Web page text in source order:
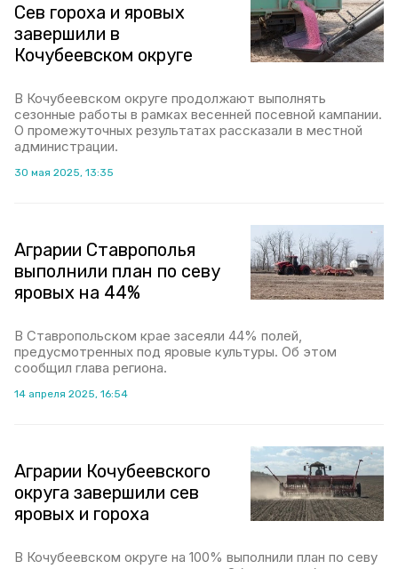
Сев гороха и яровых
завершили в
Кочубеевском округе
В Кочубеевском округе продолжают выполнять
сезонные работы в рамках весенней посевной кампании.
О промежуточных результатах рассказали в местной
администрации.
30 мая 2025, 13:35
Аграрии Ставрополья
выполнили план по севу
яровых на 44%
В Ставропольском крае засеяли 44% полей,
предусмотренных под яровые культуры. Об этом
сообщил глава региона.
14 апреля 2025, 16:54
Аграрии Кочубеевского
округа завершили сев
яровых и гороха
В Кочубеевском округе на 100% выполнили план по севу